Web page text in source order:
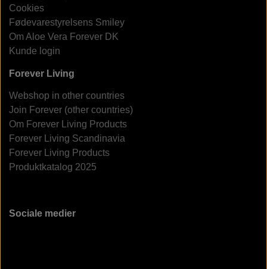
Cookies
Fødevarestyrelsens Smiley
Om Aloe Vera Forever DK
Kunde login
Forever Living
Webshop in other countries
Join Forever (other countries)
Om Forever Living Products
Forever Living Scandinavia
Forever Living Products
Produktkatalog 2025
Sociale medier